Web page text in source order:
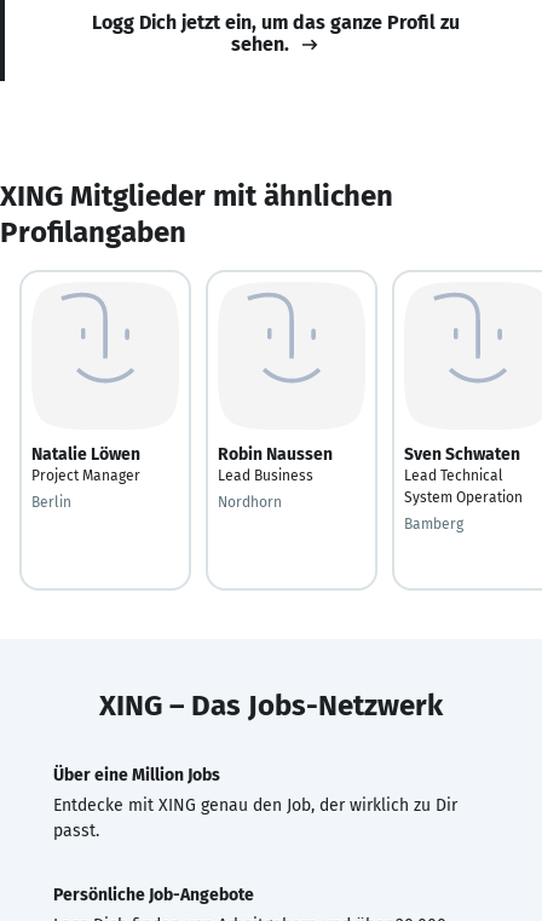
Logg Dich jetzt ein, um das ganze Profil zu
sehen.
XING Mitglieder mit ähnlichen
Profilangaben
Natalie Löwen
Project Manager
Berlin
Robin Naussen
Lead Business
Nordhorn
Sven Schwaten
Lead Technical
System Operation
Bamberg
XING – Das Jobs-Netzwerk
Über eine Million Jobs
Entdecke mit XING genau den Job, der wirklich zu Dir
passt.
Persönliche Job-Angebote